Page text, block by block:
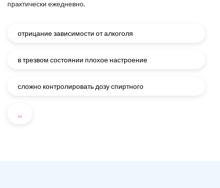
практически ежедневно.
отрицание зависимости от алкоголя
в трезвом состоянии плохое настроение
сложно контролировать дозу спиртного
...